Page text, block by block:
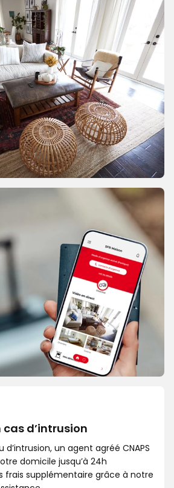
d’intrusion
d’intrusion, un agent agréé CNAPS
domicile jusqu’à 24h
frais supplémentaire grâce à notre